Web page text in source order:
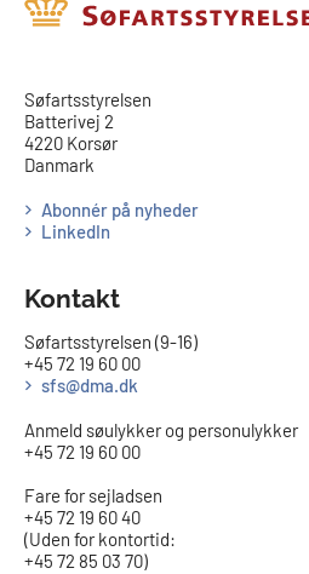
​​Søfartsstyrelsen
Batterivej 2
4220 Korsør
Danmark
Abonnér på nyheder
LinkedIn
Kontakt
Søfartsstyrelsen (9-16)
+45 72 19 60 00
sfs@dma.dk
Anmeld søulykker og personulykker
+45 72 19 60 00
Fare for sejladsen
+45 72 19 60 40
(Uden for kontortid:
+45 72 85 03 70)